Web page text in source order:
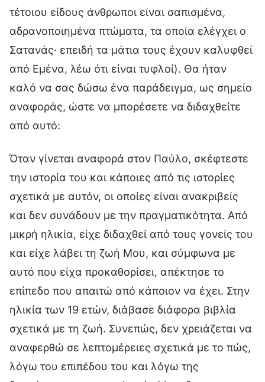
τέτοιου είδους άνθρωποι είναι σαπισμένα,
αδρανοποιημένα πτώματα, τα οποία ελέγχει ο
Σατανάς· επειδή τα μάτια τους έχουν καλυφθεί
από Εμένα, λέω ότι είναι τυφλοί). Θα ήταν
καλό να σας δώσω ένα παράδειγμα, ως σημείο
αναφοράς, ώστε να μπορέσετε να διδαχθείτε
από αυτό:
Όταν γίνεται αναφορά στον Παύλο, σκέφτεστε
την ιστορία του και κάποιες από τις ιστορίες
σχετικά με αυτόν, οι οποίες είναι ανακριβείς
και δεν συνάδουν με την πραγματικότητα. Από
μικρή ηλικία, είχε διδαχθεί από τους γονείς του
και είχε λάβει τη ζωή Μου, και σύμφωνα με
αυτό που είχα προκαθορίσει, απέκτησε το
επίπεδο που απαιτώ από κάποιον να έχει. Στην
ηλικία των 19 ετών, διάβασε διάφορα βιβλία
σχετικά με τη ζωή. Συνεπώς, δεν χρειάζεται να
αναφερθώ σε λεπτομέρειες σχετικά με το πώς,
λόγω του επιπέδου του και λόγω της